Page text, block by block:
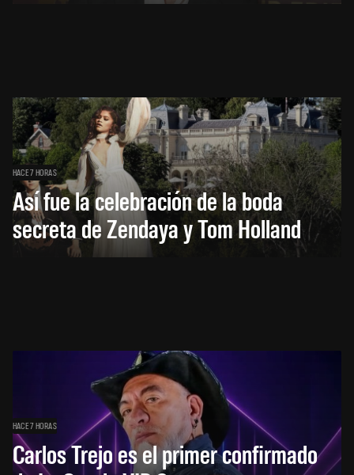
HACE 7 HORAS
Así fue la celebración de la boda
secreta de Zendaya y Tom Holland
HACE 7 HORAS
Carlos Trejo es el primer confirmado